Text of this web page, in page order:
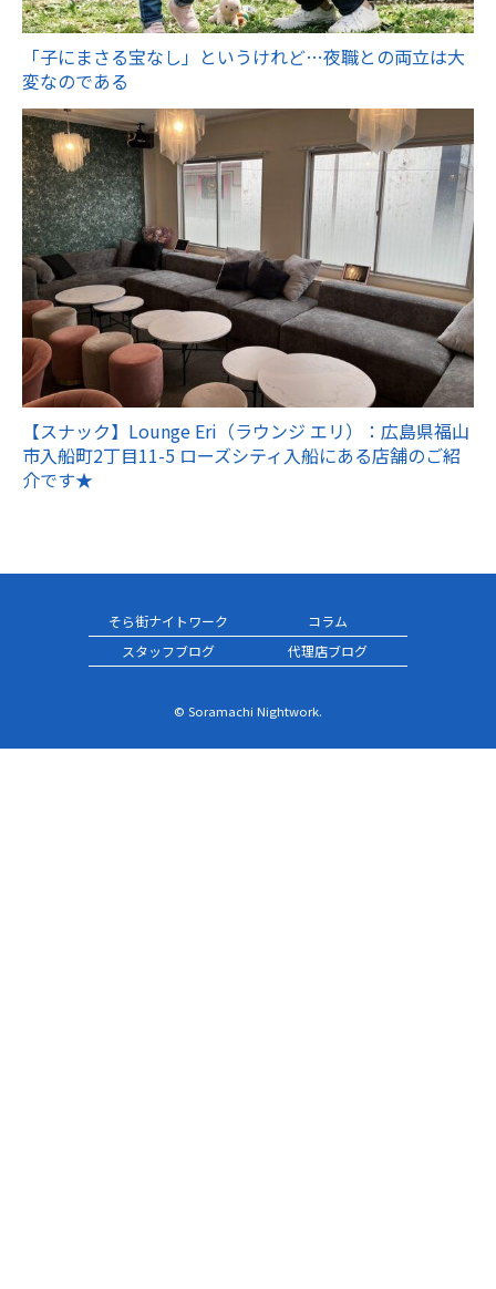
「子にまさる宝なし」というけれど…夜職との両立は大
変なのである
【スナック】Lounge Eri（ラウンジ エリ）：広島県福山
市入船町2丁目11-5 ローズシティ入船にある店舗のご紹
介です★
そら街ナイトワーク
コラム
スタッフブログ
代理店ブログ
© Soramachi Nightwork.